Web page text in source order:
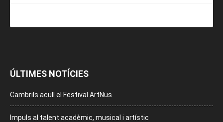
ÚLTIMES NOTÍCIES
Cambrils acull el Festival ArtNus
Impuls al talent acadèmic, musical i artístic